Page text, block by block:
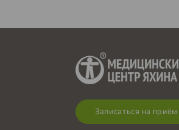
Записаться на приём